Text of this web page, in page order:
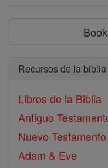
Recursos de la biblia
Libros de la Biblia
Antiguo
Nuevo Testamento
Adam & Eve